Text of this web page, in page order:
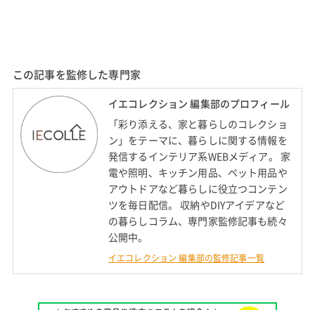
この記事を監修した専門家
イエコレクション 編集部のプロフィール
「彩り添える、家と暮らしのコレクショ
ン」をテーマに、暮らしに関する情報を
発信するインテリア系WEBメディア。 家
電や照明、キッチン用品、ペット用品や
アウトドアなど暮らしに役立つコンテン
ツを毎日配信。 収納やDIYアイデアなど
の暮らしコラム、専門家監修記事も続々
公開中。
イエコレクション 編集部の監修記事一覧